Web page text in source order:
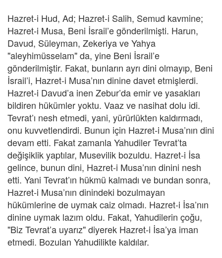
Hazret-i Hud, Ad; Hazret-i Salih, Semud kavmine;
Hazret-i Musa, Beni İsrail’e gönderilmişti. Harun,
Davud, Süleyman, Zekeriya ve Yahya
"aleyhimüsselam" da, yine Beni İsrail’e
gönderilmiştir. Fakat, bunların ayrı dini olmayıp, Beni
İsrail’i, Hazret-i Musa’nın dinine davet etmişlerdi.
Hazret-i Davud’a inen Zebur’da emir ve yasakları
bildiren hükümler yoktu. Vaaz ve nasihat dolu idi.
Tevrat’ı nesh etmedi, yani, yürürlükten kaldırmadı,
onu kuvvetlendirdi. Bunun için Hazret-i Musa’nın dini
devam etti. Fakat zamanla Yahudiler Tevrat’ta
değişiklik yaptılar, Musevilik bozuldu. Hazret-i İsa
gelince, bunun dini, Hazret-i Musa’nın dinini nesh
etti. Yani Tevrat’ın hükmü kalmadı ve bundan sonra,
Hazret-i Musa’nın dinindeki bozulmayan
hükümlerine de uymak caiz olmadı. Hazret-i İsa’nın
dinine uymak lazım oldu. Fakat, Yahudilerin çoğu,
"Biz Tevrat’a uyarız" diyerek Hazret-i İsa’ya iman
etmedi. Bozulan Yahudilikte kaldılar.